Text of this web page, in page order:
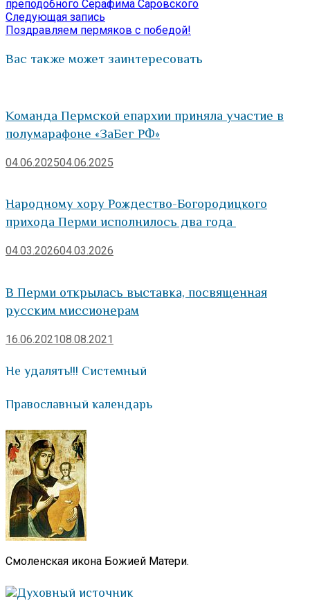
по
записям
преподобного Серафима Саровского
Следующая запись
запись:
Поздравляем пермяков с победой!
Вас также может заинтересовать
Команда Пермской епархии приняла участие в
полумарафоне «ЗаБег РФ»
04.06.202504.06.2025
Народному хору Рождество-Богородицкого
прихода Перми исполнилось два года
04.03.202604.03.2026
В Перми открылась выставка, посвященная
русским миссионерам
16.06.202108.08.2021
Не удалять!!! Системный
Православный календарь
Смоленская икона Божией Матери.
Духовный источник